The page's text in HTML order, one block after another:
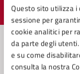
Questo sito utilizza i
sessione per
cookie analitici per
da parte degli
e su come
consulta la nostra
Valuta
Valuta 3
Valuta 2 stelle
Valuta 1 stelle su 5
Contatta il